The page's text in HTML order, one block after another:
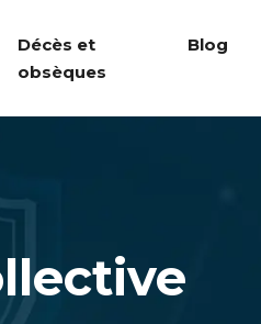
Décès et
obsèques
Blog